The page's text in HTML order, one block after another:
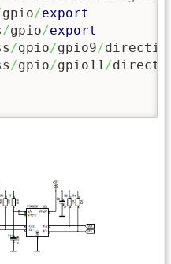
gpio/export
/gpio/export
/gpio/gpio9/
/gpio/gpio11/